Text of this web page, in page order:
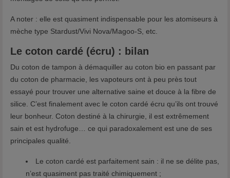
A noter : elle est quasiment indispensable pour les atomiseurs à
mèche type Stardust/Vivi Nova/Magoo-S, etc.
Le coton cardé (écru) : bilan
Du coton de tampon à démaquiller au coton bio en passant par
du coton de pharmacie, les vapoteurs ont à peu près tout
essayé pour trouver une alternative saine et douce à la fibre de
silice. C’est finalement avec le coton cardé écru qu’ils ont trouvé
leur bonheur. Coton destiné à la chirurgie, il est extrêmement
sain et est hydrofuge… ce qui paradoxalement est une de ses
principales qualité.
Le coton cardé est parfaitement sain : il ne se délite pas,
n’est quasiment pas traité chimiquement ;